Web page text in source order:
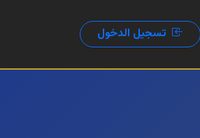
تسجيل الدخول